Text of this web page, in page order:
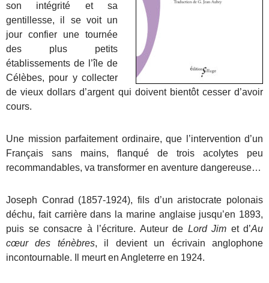
son intégrité et sa
gentillesse, il se voit un
jour confier une tournée
des plus petits
établissements de l’île de
Célèbes, pour y collecter
de vieux dollars d’argent qui doivent bientôt cesser d’avoir
cours.
Une mission parfaitement ordinaire, que l’intervention d’un
Français sans mains, flanqué de trois acolytes peu
recommandables, va transformer en aventure dangereuse…
Joseph Conrad (1857-1924), fils d’un aristocrate polonais
déchu, fait carrière dans la marine anglaise jusqu’en 1893,
puis se consacre à l’écriture. Auteur de Lord Jim et d’Au
cœur des ténèbres, il devient un écrivain anglophone
incontournable. Il meurt en Angleterre en 1924.